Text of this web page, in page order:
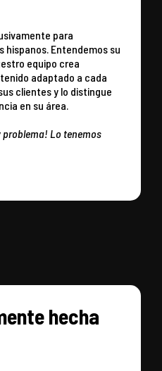
para
hispanos. Entendemos su
equipo crea
adaptado a cada
clientes y lo distingue
en su área.
problema! Lo tenemos
hecha